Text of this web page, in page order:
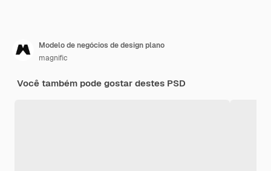
Modelo de negócios de design plano
magnific
Você também pode gostar destes PSD